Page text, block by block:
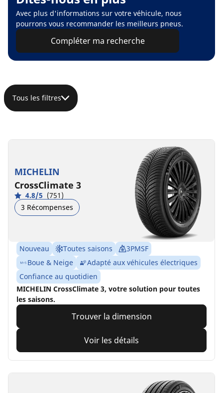
Avec plus d'informations sur votre véhicule, nous
pourrons vous recommander les meilleurs pneus.
Compléter ma recherche
Tous les filtres
MICHELIN
CrossClimate 3
4.8/5 (751)
3 Récompenses
Nouveau Toutes saisons
3PMSF
Boue & Neige
Adapté aux véhicules électriques
Confiance au quotidien
MICHELIN CrossClimate 3, votre solution pour toutes
les saisons.
Trouver la dimension
Voir les détails